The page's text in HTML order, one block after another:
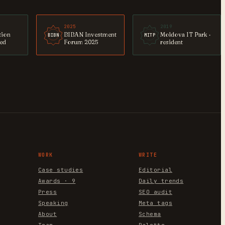
BIBN
2025
BIBAN Investment
Forum 2025
MITP
2019
Moldova IT Park ·
resident
WORK
Case studies
Awards · 9
Press
Speaking
About
WRITE
Editorial
Daily trends
SEO audit
Meta tags
Schema